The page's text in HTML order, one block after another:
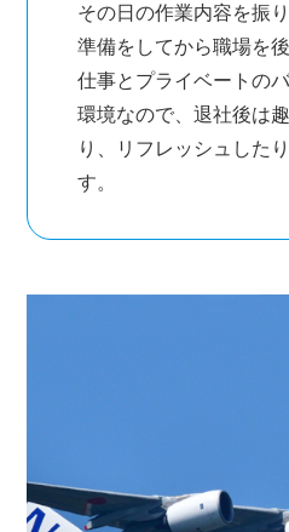
その日の作業内容を振
準備をしてから職場を後
仕事とプライベートの
環境なので、退社後は
り、リフレッシュした
す。